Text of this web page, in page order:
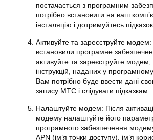
постачається з програмним
потрібно встановити на ваш
інсталяцію і дотримуйтесь
Активуйте та зареєструйте модем:
встановили програмне
активуйте та зареєструйте
інструкцій, наданих у
Вам потрібно буде ввести дані
запису МТС і слідувати підказкам.
Налаштуйте модем: Після
модему налаштуйте його
програмного забезпечення
APN (ім’я точки доступу), ім’я